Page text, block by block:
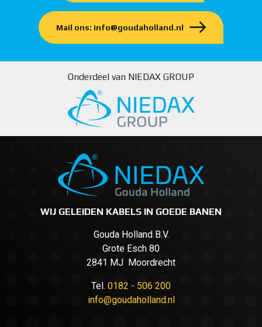
Mail ons: info@goudaholland.nl
Onderdeel van NIEDAX GROUP
WIJ GELEIDEN KABELS IN GOEDE BANEN
Gouda Holland B.V.
Grote Esch 80
2841 MJ Moordrecht
Tel. 0182 - 506 200
info@goudaholland.nl